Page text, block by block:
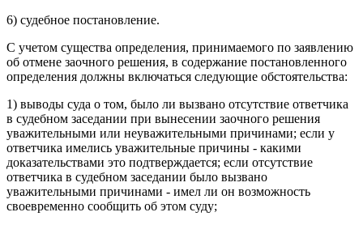
6) судебное постановление.
С учетом существа определения, принимаемого по заявлению
об отмене заочного решения, в содержание постановленного
определения должны включаться следующие обстоятельства:
1) выводы суда о том, было ли вызвано отсутствие ответчика
в судебном заседании при вынесении заочного решения
уважительными или неуважительными причинами; если у
ответчика имелись уважительные причины - какими
доказательствами это подтверждается; если отсутствие
ответчика в судебном заседании было вызвано
уважительными причинами - имел ли он возможность
своевременно сообщить об этом суду;